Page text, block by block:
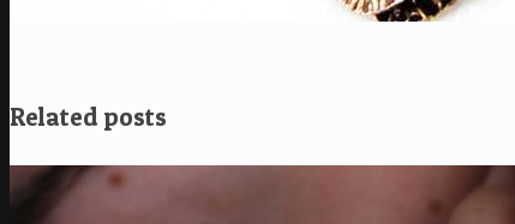
Related posts